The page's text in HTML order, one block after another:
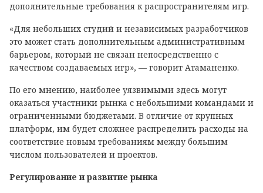
дополнительные требования к распространителям игр.
«Для небольших студий и независимых разработчиков
это может стать дополнительным административным
барьером, который не связан непосредственно с
качеством создаваемых игр», — говорит Атаманенко.
По его мнению, наиболее уязвимыми здесь могут
оказаться участники рынка с небольшими командами и
ограниченными бюджетами. В отличие от крупных
платформ, им будет сложнее распределить расходы на
соответствие новым требованиям между большим
числом пользователей и проектов.
Регулирование и развитие рынка